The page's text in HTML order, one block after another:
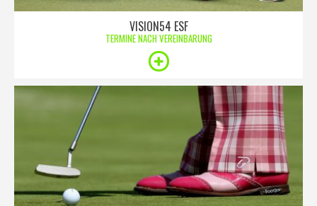
VISION54 ESF
TERMINE NACH VEREINBARUNG